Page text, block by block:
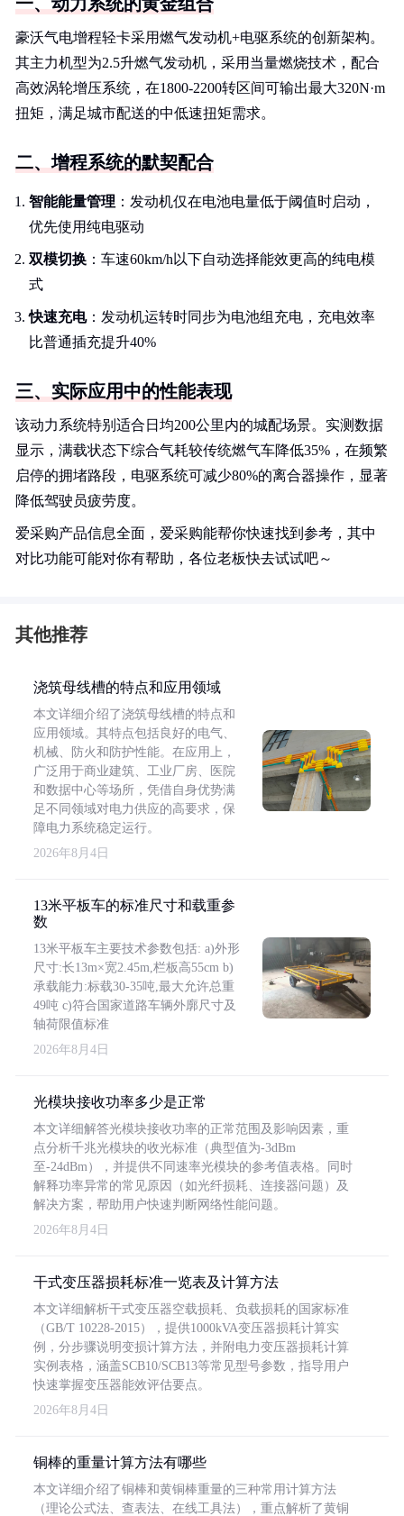
豪沃气电增程轻卡采用燃气发动机+电驱系统的创新架构。
其主力机型为2.5升燃气发动机，采用当量燃烧技术，配合
高效涡轮增压系统，在1800-2200转区间可输出最大320N·m
扭矩，满足城市配送的中低速扭矩需求。
二、增程系统的默契配合
智能能量管理 ：发动机仅在电池电量低于阈值时启动，
优先使用纯电驱动
双模切换 ：车速60km/h以下自动选择能效更高的纯电模
式
快速充电：发动机运转时同步为电池组充电，充电效率
比普通插充提升40%
三、实际应用中的性能表现
该动力系统特别适合日均200公里内的城配场景。实测数据
显示，满载状态下综合气耗较传统燃气车降低35%，在频繁
启停的拥堵路段，电驱系统可减少80%的离合器操作，显著
降低驾驶员疲劳度。
爱采购产品信息全面，爱采购能帮你快速找到参考，其中
对比功能可能对你有帮助，各位老板快去试试吧～
其他推荐
浇筑母线槽的特点和应用领域
本文详细介绍了浇筑母线槽的特点和
应用领域。其特点包括良好的电气、
机械、防火和防护性能。在应用上，
广泛用于商业建筑、工业厂房、医院
和数据中心等场所，凭借自身优势满
足不同领域对电力供应的高要求，保
障电力系统稳定运行。
2026年8月4日
13米平板车的标准尺寸和载重参
数
13米平板车主要技术参数包括: a)外形
尺寸:长13m×宽2.45m,栏板高55cm b)
承载能力:标载30-35吨,最大允许总重
49吨 c)符合国家道路车辆外廓尺寸及
轴荷限值标准
2026年8月4日
光模块接收功率多少是正常
本文详细解答光模块接收功率的正常范围及影响因素，重
点分析千兆光模块的收光标准（典型值为-3dBm
至-24dBm），并提供不同速率光模块的参考值表格。同时
解释功率异常的常见原因（如光纤损耗、连接器问题）及
解决方案，帮助用户快速判断网络性能问题。
2026年8月4日
干式变压器损耗标准一览表及计算方法
本文详细解析干式变压器空载损耗、负载损耗的国家标准
（GB/T 10228-2015），提供1000kVA变压器损耗计算实
例，分步骤说明变损计算方法，并附电力变压器损耗计算
实例表格，涵盖SCB10/SCB13等常见型号参数，指导用户
快速掌握变压器能效评估要点。
2026年8月4日
铜棒的重量计算方法有哪些
本文详细介绍了铜棒和黄铜棒重量的三种常用计算方法
（理论公式法、查表法、在线工具法），重点解析了黄铜